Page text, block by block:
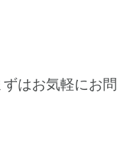
はお気軽にお問